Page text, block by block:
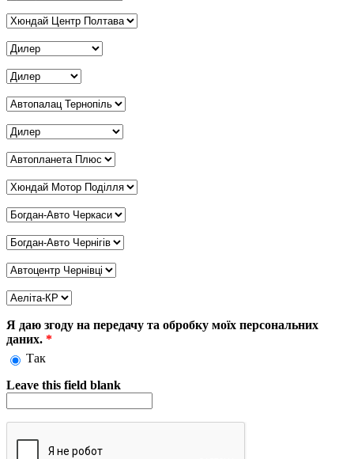
Дилер Полтава*
Дилер Рівне
Дилер Суми
Дилер Тернопіль*
Дилер Харків
Дилер Херсон*
Дилер Хмельницький
Дилер Черкаси*
Дилер Чернігів*
Дилер Чернівці*
Дилер Кривий Ріг
Я даю згоду на передачу та обробку моїх персональних
даних. *
Так
Leave this field blank